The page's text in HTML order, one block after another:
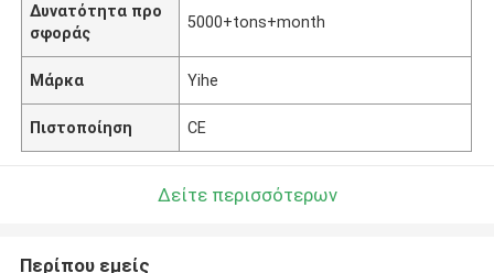
Δυνατότητα προ
σφοράς
5000+tons+month
Μάρκα Yihe
Πιστοποίηση CE
Δείτε περισσότερων
Περίπου εμείς